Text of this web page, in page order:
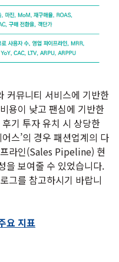
커뮤니티 서비스에 기반한
용이 낮고 팬심에 기반한
기 투자 유치 시 상당한
스’의 경우 패션업계의 다
라인(Sales Pipeline) 현
을 보여줄 수 있었습니다.
그를 참고하시기 바랍니
요 지표